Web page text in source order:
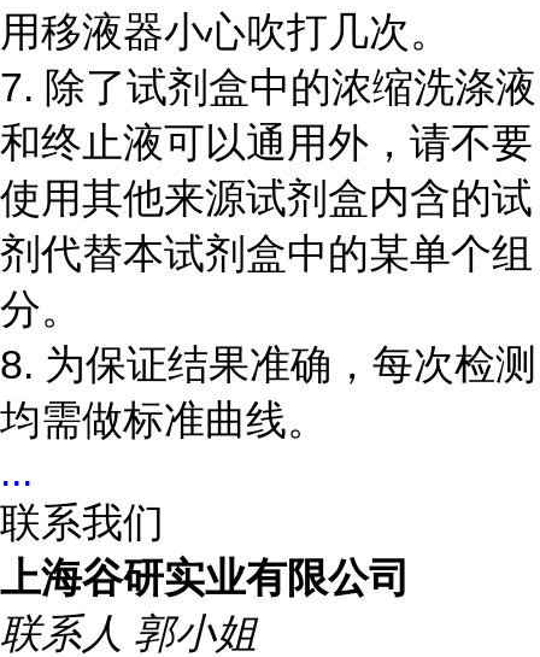
用移液器小心吹打几次。
7. 除了试剂盒中的浓缩洗涤液
和终止液可以通用外，请不要
使用其他来源试剂盒内含的试
剂代替本试剂盒中的某单个组
分。
8. 为保证结果准确，每次检测
均需做标准曲线。
...
联系我们
上海谷研实业有限公司
联系人 郭小姐